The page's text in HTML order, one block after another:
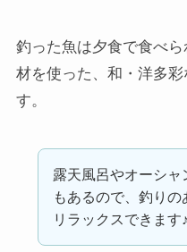
釣った魚は夕食で食べ
材を使った、和・洋多
す。
露天風呂やオーシャ
もあるので、釣りの
リラックスできます♪